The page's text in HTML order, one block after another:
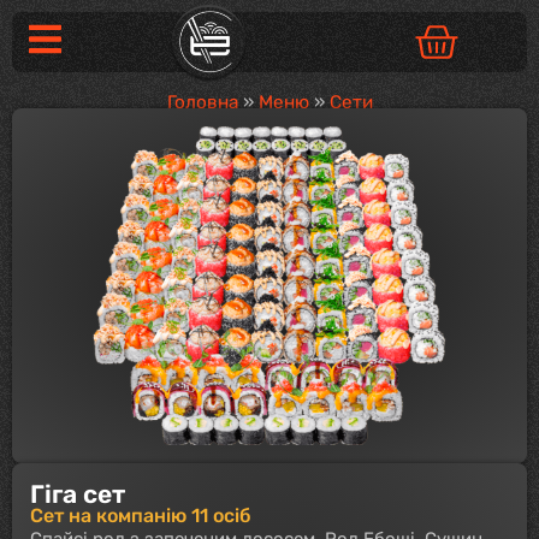
Головна» Меню» Сети
Гіга сет
Сет на компанію 11 осіб